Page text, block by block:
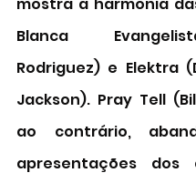
Blanca
Rodriguez) e Elektra
Jackson). Pray Tell
ao contrário,
apresentações dos